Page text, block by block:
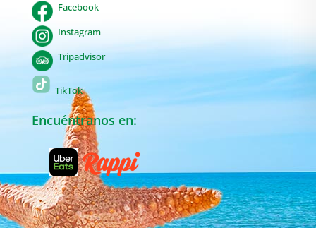
Facebook
Instagram
Tripadvisor
TikTok
Encuéntranos en: